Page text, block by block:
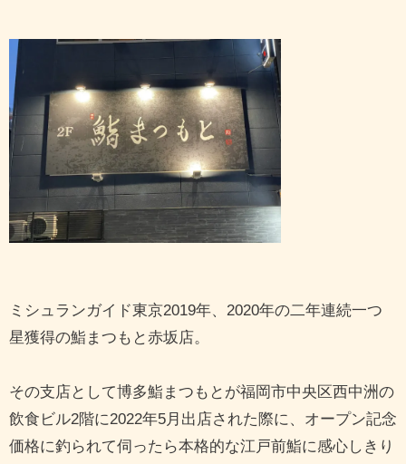
ミシュランガイド東京2019年、2020年の二年連続一つ
星獲得の鮨まつもと赤坂店。
その支店として博多鮨まつもとが福岡市中央区西中洲の
飲食ビル2階に2022年5月出店された際に、オープン記念
価格に釣られて伺ったら本格的な江戸前鮨に感心しきり